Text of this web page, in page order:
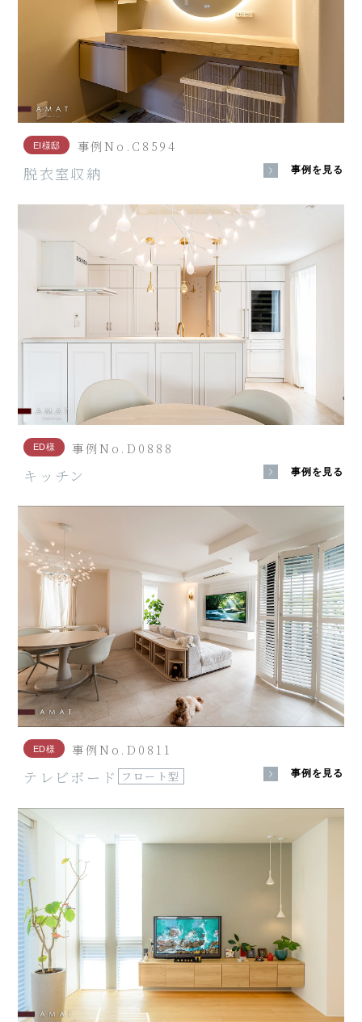
EI様邸 事例No.C8594
脱衣室収納 事例を見る
ED様 事例No.D0888
キッチン 事例を見る
ED様 事例No.D0811
テレビボード フロート型 事例を見る